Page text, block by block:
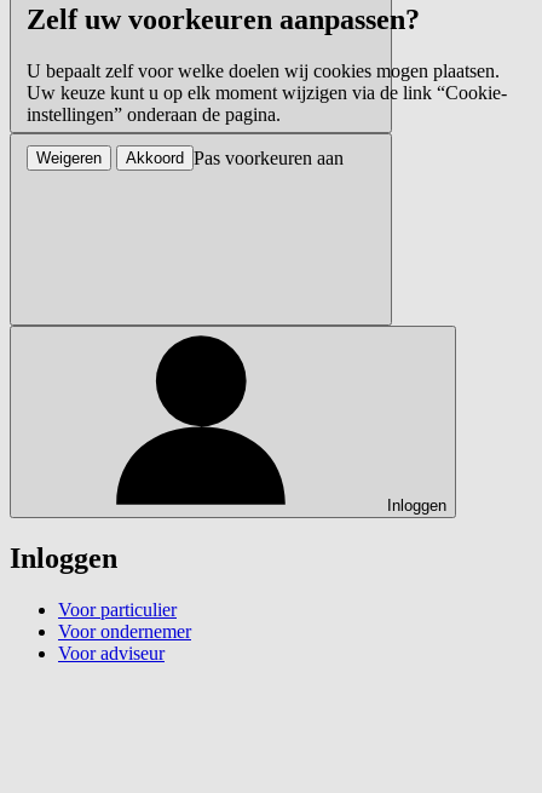
Inloggen
Inloggen
Voor particulier
Voor ondernemer
Voor adviseur
Zelf uw voorkeuren aanpassen?
U bepaalt zelf voor welke doelen wij cookies mogen plaatsen.
Uw keuze kunt u op elk moment wijzigen via de link “Cookie-
instellingen” onderaan de pagina.
Pas voorkeuren aan
Weigeren Akkoord